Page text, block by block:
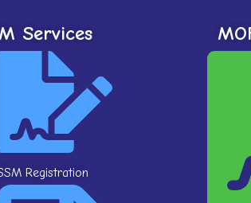
Services
Registration